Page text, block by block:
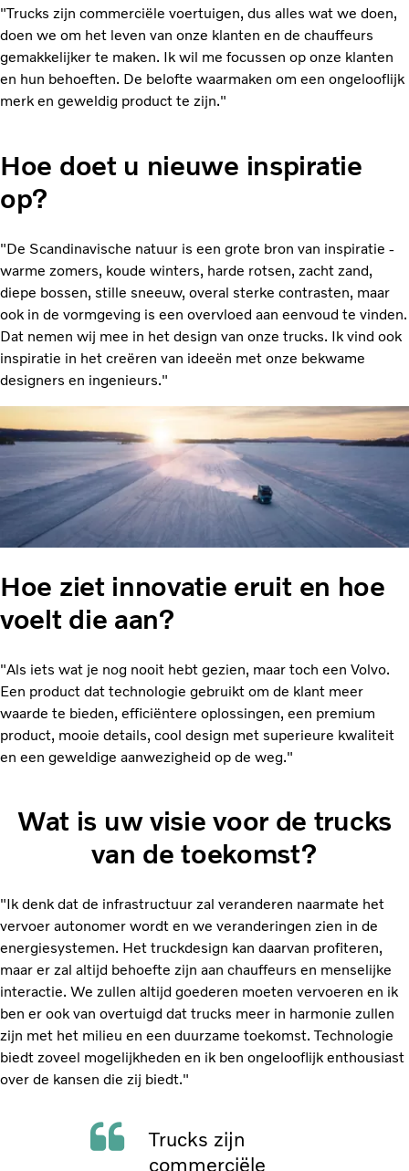
"Trucks zijn commerciële voertuigen, dus alles wat we doen,
doen we om het leven van onze klanten en de chauffeurs
gemakkelijker te maken. Ik wil me focussen op onze klanten
en hun behoeften. De belofte waarmaken om een ongelooflijk
merk en geweldig product te zijn."
Hoe doet u nieuwe inspiratie
op?
"De Scandinavische natuur is een grote bron van inspiratie -
warme zomers, koude winters, harde rotsen, zacht zand,
diepe bossen, stille sneeuw, overal sterke contrasten, maar
ook in de vormgeving is een overvloed aan eenvoud te vinden.
Dat nemen wij mee in het design van onze trucks. Ik vind ook
inspiratie in het creëren van ideeën met onze bekwame
designers en ingenieurs."
Hoe ziet innovatie eruit en hoe
voelt die aan?
"Als iets wat je nog nooit hebt gezien, maar toch een Volvo.
Een product dat technologie gebruikt om de klant meer
waarde te bieden, efficiëntere oplossingen, een premium
product, mooie details, cool design met superieure kwaliteit
en een geweldige aanwezigheid op de weg."
Wat is uw visie voor de trucks
van de toekomst?
"Ik denk dat de infrastructuur zal veranderen naarmate het
vervoer autonomer wordt en we veranderingen zien in de
energiesystemen. Het truckdesign kan daarvan profiteren,
maar er zal altijd behoefte zijn aan chauffeurs en menselijke
interactie. We zullen altijd goederen moeten vervoeren en ik
ben er ook van overtuigd dat trucks meer in harmonie zullen
zijn met het milieu en een duurzame toekomst. Technologie
biedt zoveel mogelijkheden en ik ben ongelooflijk enthousiast
over de kansen die zij biedt."
Trucks zijn
commerciële